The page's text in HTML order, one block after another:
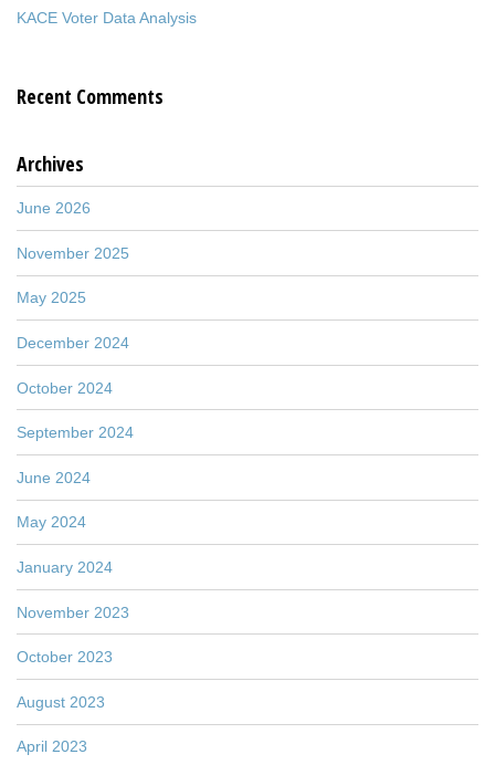
KACE Voter Data Analysis
Recent Comments
Archives
June 2026
November 2025
May 2025
December 2024
October 2024
September 2024
June 2024
May 2024
January 2024
November 2023
October 2023
August 2023
April 2023